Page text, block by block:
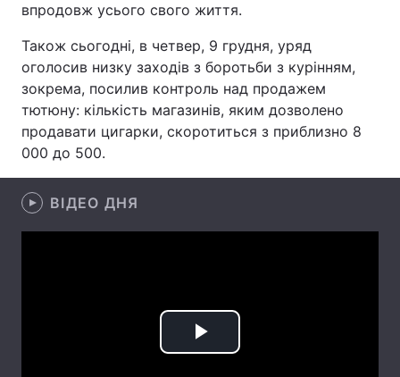
Техно і зв'язок Лайт
Зброя Інциденти
Здоров'я Туризм
Цікавинки Погода
Екологія Регіони
Лонгріди
Думки
Вакансії
впродовж усього свого життя.
Також сьогодні, в четвер, 9 грудня, уряд
оголосив низку заходів з боротьби з курінням,
зокрема, посилив контроль над продажем
тютюну: кількість магазинів, яким дозволено
продавати цигарки, скоротиться з приблизно 8
000 до 500.
ВІДЕО ДНЯ
Play